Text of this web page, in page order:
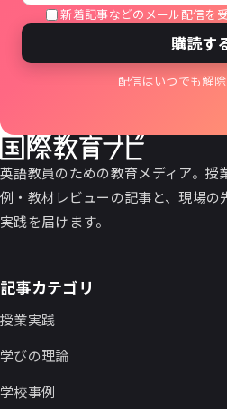
新着記事などのメール配信を
購読す
配信はいつでも解除
英語教員のための教育メディア。
例・教材レビューの記事と、現場
実践を届けます。
記事カテゴリ
授業実践
学びの理論
学校事例